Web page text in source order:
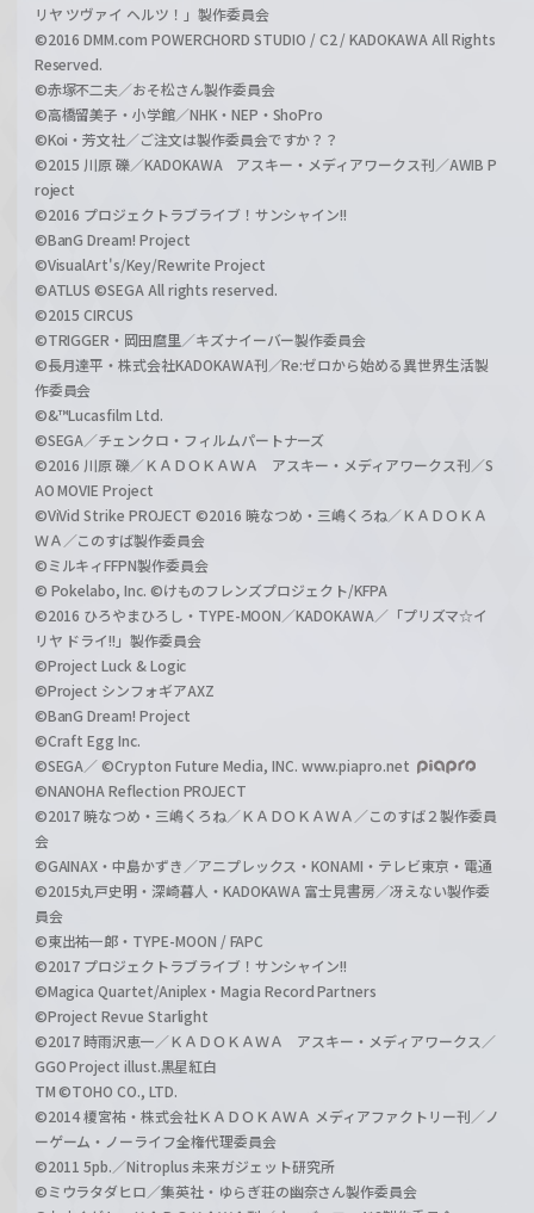
リヤ ツヴァイ ヘルツ！」製作委員会
©2016 DMM.com POWERCHORD STUDIO / C2 / KADOKAWA All Rights
Reserved.
©赤塚不二夫／おそ松さん製作委員会
©高橋留美子・小学館／NHK・NEP・ShoPro
©Koi・芳文社／ご注文は製作委員会ですか？？
©2015 川原 礫／KADOKAWA アスキー・メディアワークス刊／AWIB P
roject
©2016 プロジェクトラブライブ！サンシャイン!!
©BanG Dream! Project
©VisualArt's/Key/Rewrite Project
©ATLUS ©SEGA All rights reserved.
©2015 CIRCUS
©TRIGGER・岡田麿里／キズナイーバー製作委員会
©長月達平・株式会社KADOKAWA刊／Re:ゼロから始める異世界生活製
作委員会
©&™Lucasfilm Ltd.
©SEGA／チェンクロ・フィルムパートナーズ
©2016 川原 礫／ＫＡＤＯＫＡＷＡ アスキー・メディアワークス刊／S
AO MOVIE Project
©ViVid Strike PROJECT ©2016 暁なつめ・三嶋くろね／ＫＡＤＯＫＡ
ＷＡ／このすば製作委員会
©ミルキィFFPN製作委員会
© Pokelabo, Inc. ©けものフレンズプロジェクト/KFPA
©2016 ひろやまひろし・TYPE-MOON／KADOKAWA／「プリズマ☆イ
リヤ ドライ!!」製作委員会
©Project Luck & Logic
©Project シンフォギアAXZ
©BanG Dream! Project
©Craft Egg Inc.
©SEGA／ ©Crypton Future Media, INC. www.piapro.net
©NANOHA Reflection PROJECT
©2017 暁なつめ・三嶋くろね／ＫＡＤＯＫＡＷＡ／このすば２製作委員
会
©GAINAX・中島かずき／アニプレックス・KONAMI・テレビ東京・電通
©2015丸戸史明・深崎暮人・KADOKAWA 富士見書房／冴えない製作委
員会
©東出祐一郎・TYPE-MOON / FAPC
©2017 プロジェクトラブライブ！サンシャイン!!
©Magica Quartet/Aniplex・Magia Record Partners
©Project Revue Starlight
©2017 時雨沢恵一／ＫＡＤＯＫＡＷＡ アスキー・メディアワークス／
GGO Project illust.黒星紅白
TM ©TOHO CO., LTD.
©2014 榎宮祐・株式会社ＫＡＤＯＫＡＷＡ メディアファクトリー刊／ノ
ーゲーム・ノーライフ全権代理委員会
©2011 5pb.／Nitroplus 未来ガジェット研究所
©ミウラタダヒロ／集英社・ゆらぎ荘の幽奈さん製作委員会